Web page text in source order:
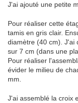
J'ai ajouté une petite
Pour réaliser cette
tamis en gris clair.
diamètre (40 cm). J'ai
sur 7 cm (dans une
Pour réaliser
évider le milieu de
mm.
J'ai assemblé la croix